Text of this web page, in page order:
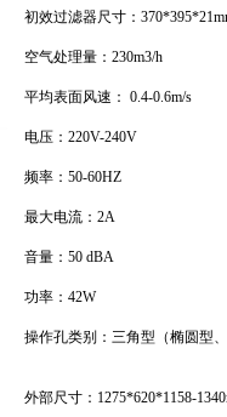
初效过滤器尺寸：
空气处理量：230m3/h
平均表面风速： 0.4-0.6m/s
电压：220V-240V
频率：50-60HZ
最大电流：2A
音量：50 dBA
功率：42W
操作孔类别：三角型（椭圆型
外部尺寸：1275*620*1158-